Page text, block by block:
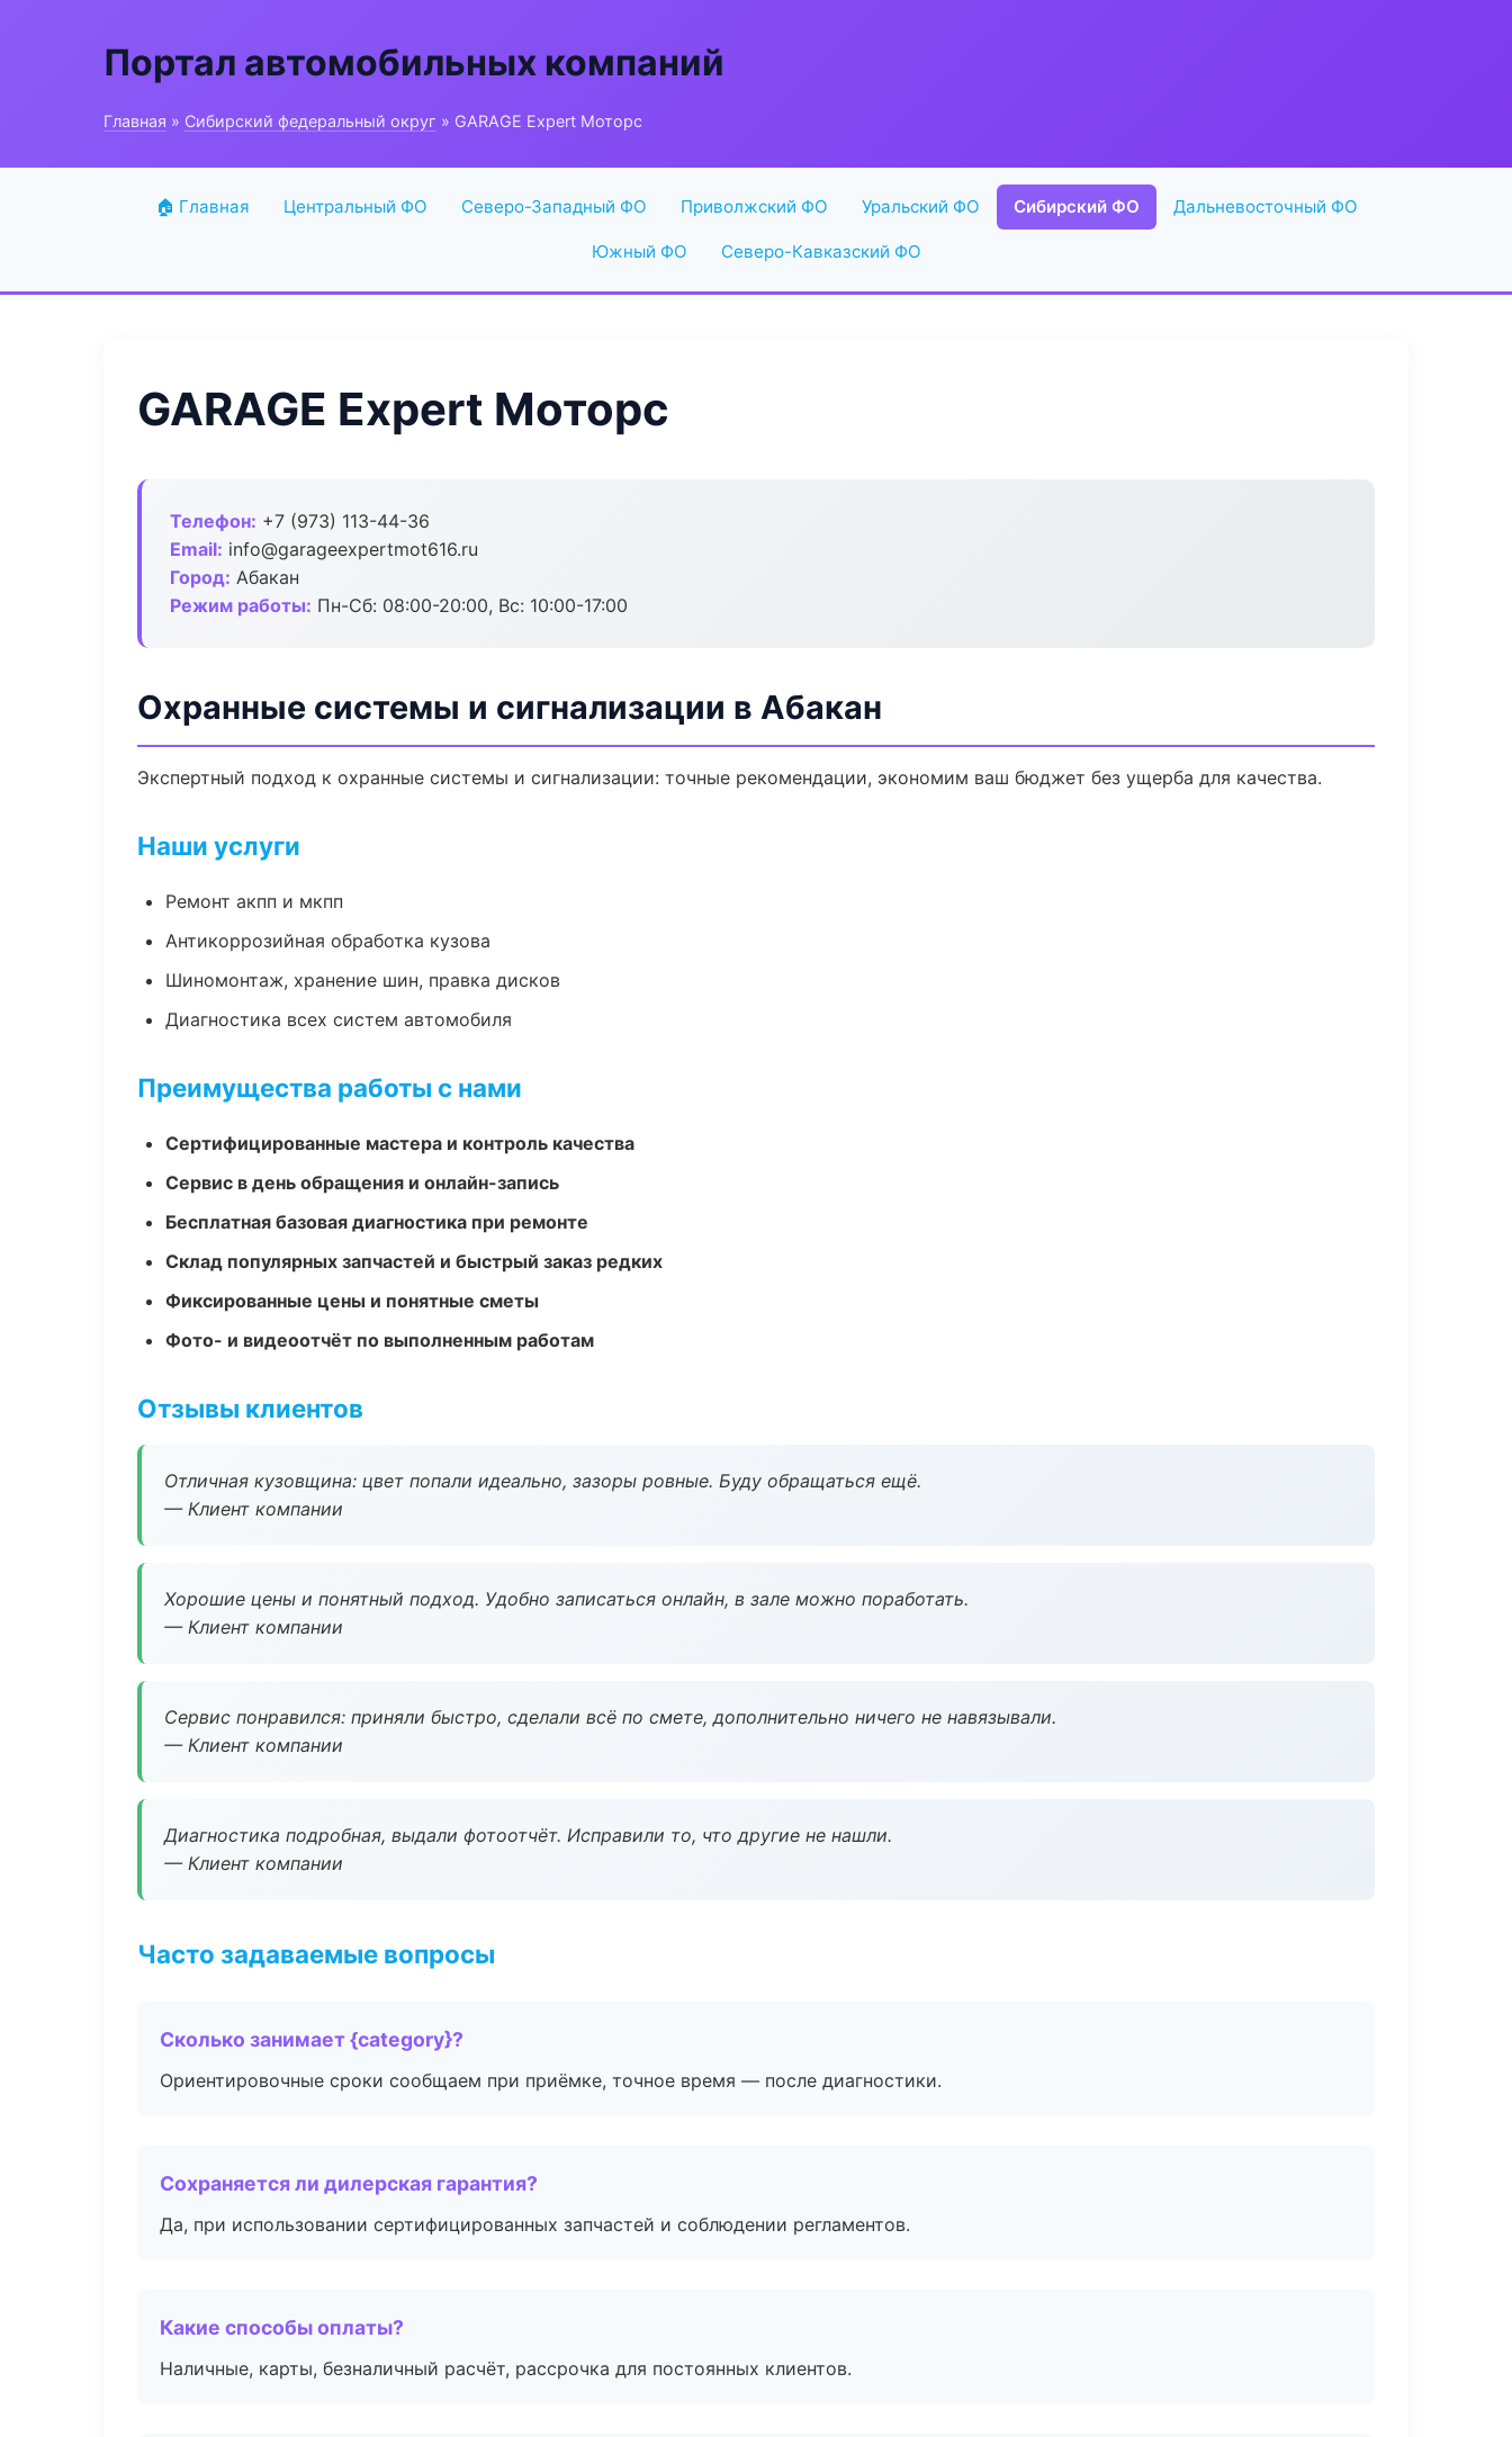
Портал автомобильных компаний
Главная » Сибирский федеральный округ » GARAGE Expert Моторс
🏠 Главная Центральный ФО Северо-Западный ФО Приволжский ФО Уральский ФО Сибирский ФО Дальневосточный ФО
Южный ФО Северо-Кавказский ФО
GARAGE Expert Моторс
Телефон: +7 (973) 113-44-36
Email: info@garageexpertmot616.ru
Город: Абакан
Режим работы: Пн-Сб: 08:00-20:00, Вс: 10:00-17:00
Охранные системы и сигнализации в Абакан
Экспертный подход к охранные системы и сигнализации: точные рекомендации, экономим ваш бюджет без ущерба для качества.
Наши услуги
Ремонт акпп и мкпп
Антикоррозийная обработка кузова
Шиномонтаж, хранение шин, правка дисков
Диагностика всех систем автомобиля
Преимущества работы с нами
Сертифицированные мастера и контроль качества
Сервис в день обращения и онлайн-запись
Бесплатная базовая диагностика при ремонте
Склад популярных запчастей и быстрый заказ редких
Фиксированные цены и понятные сметы
Фото- и видеоотчёт по выполненным работам
Отзывы клиентов
Отличная кузовщина: цвет попали идеально, зазоры ровные. Буду обращаться ещё.
— Клиент компании
Хорошие цены и понятный подход. Удобно записаться онлайн, в зале можно поработать.
— Клиент компании
Сервис понравился: приняли быстро, сделали всё по смете, дополнительно ничего не навязывали.
— Клиент компании
Диагностика подробная, выдали фотоотчёт. Исправили то, что другие не нашли.
— Клиент компании
Часто задаваемые вопросы
Сколько занимает {category}?
Ориентировочные сроки сообщаем при приёмке, точное время — после диагностики.
Сохраняется ли дилерская гарантия?
Да, при использовании сертифицированных запчастей и соблюдении регламентов.
Какие способы оплаты?
Наличные, карты, безналичный расчёт, рассрочка для постоянных клиентов.